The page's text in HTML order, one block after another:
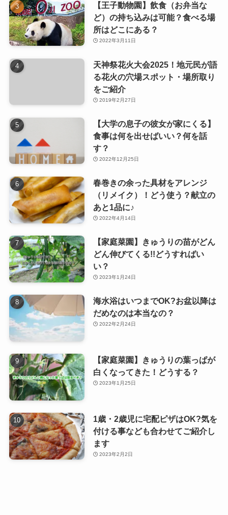
【王子動物園】飲食（お弁当な
ど）の持ち込みは可能？食べる場
所はどこにある？
2022年3月11日
天神祭花火大会2025！地元民が語
る花火の穴場スポット・場所取り
をご紹介
2019年2月27日
【大学の息子の彼女が家にくる】
食事は何を出せばいい？何を話
す？
2022年12月25日
春巻きの余った具材をアレンジ
（リメイク）！どう使う？献立の
あと1品に♪
2022年4月14日
【家庭菜園】きゅうりの苗がどん
どん伸びてくる!!どうすればい
い？
2023年1月24日
海水浴はいつまでOK?お盆以降は
だめなのは本当なの？
2022年2月24日
【家庭菜園】きゅうりの葉っぱが
白くなってきた！どうする？
2023年1月25日
1歳・2歳児に宅配ピザはOK?気を
付ける事なども合わせてご紹介し
ます
2023年2月2日